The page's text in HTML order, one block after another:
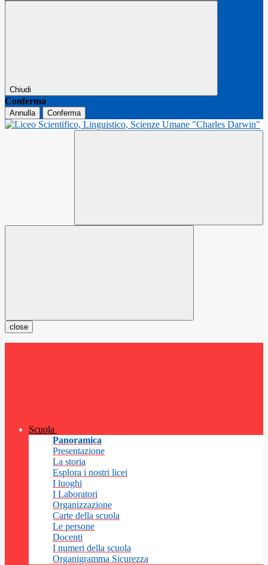
Chiudi
Conferma
Annulla Conferma
close
Scuola
Panoramica
Presentazione
La storia
Esplora i nostri licei
I luoghi
I Laboratori
Organizzazione
Carte della scuola
Le persone
Docenti
I numeri della scuola
Organigramma Sicurezza